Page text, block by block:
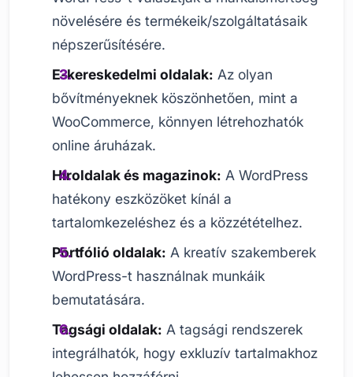
növelésére és termékeik/szolgáltatásaik
népszerűsítésére.
E-kereskedelmi oldalak: Az olyan
bővítményeknek köszönhetően, mint a
WooCommerce, könnyen létrehozhatók
online áruházak.
Híroldalak és magazinok: A WordPress
hatékony eszközöket kínál a
tartalomkezeléshez és a közzétételhez.
Portfólió oldalak: A kreatív szakemberek
WordPress-t használnak munkáik
bemutatására.
Tagsági oldalak: A tagsági rendszerek
integrálhatók, hogy exkluzív tartalmakhoz